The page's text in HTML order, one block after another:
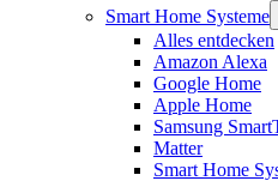
Smart Home Systeme
Alles entdecken
Amazon Alexa
Google Home
Apple Home
Samsung
Matter
Smart Home